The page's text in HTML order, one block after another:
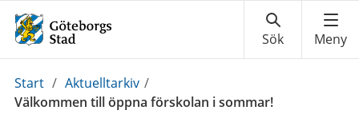
Du
är
Start / Aktuelltarkiv /
Välkommen till öppna förskolan i sommar!